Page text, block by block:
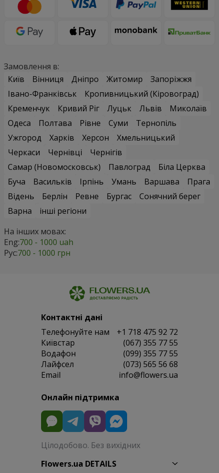
Замовлення в:
Київ
Вінниця Дніпро Житомир
Запоріжжя
Івано-Франківськ
Кропивницький (Кіровоград)
Кременчук
Кривий Ріг Луцьк Львів
Миколаїв
Одеса
Полтава Рівне Суми
Тернопіль
Ужгород
Харків Херсон
Хмельницький
Черкаси
Чернівці
Чернігів
Самар (Новомосковськ)
Павлоград
Біла Церква
Буча
Васильків Ірпінь Умань Варшава
Прага
Відень
Берлін Ревне Бургас
Сонячний берег
Варна
інші регіони
На інших мовах:
Eng:700 - 1000 uah
Рус:700 - 1000 грн
Контактні дані
Телефонуйте нам
+1 718 475 92 72
Київстар
(067) 355 77 55
Водафон
(099) 355 77 55
Лайфсел
(073) 565 56 68
Email
info@flowers.ua
Онлайн підтримка
Цілодобово. Без вихідних
Flowers.ua DETAILS